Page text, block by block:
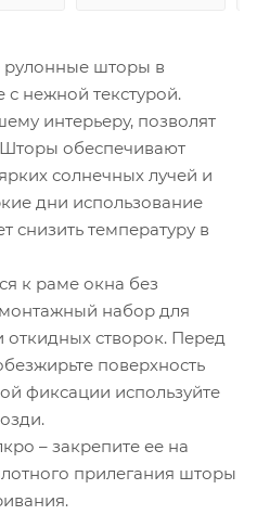
рулонные шторы в
нежной текстурой.
интерьеру, позволят
обеспечивают
солнечных лучей и
дни использование
снизить температуру в
к раме окна без
набор для
откидных створок. Перед
поверхность
фиксации используйте
– закрепите ее на
прилегания шторы